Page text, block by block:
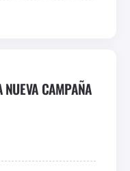
NUEVA CAMPAÑA